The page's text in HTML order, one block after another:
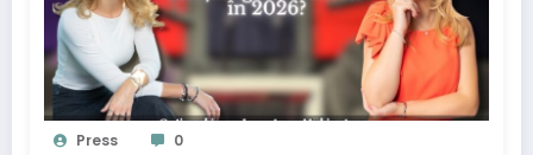
Press 0